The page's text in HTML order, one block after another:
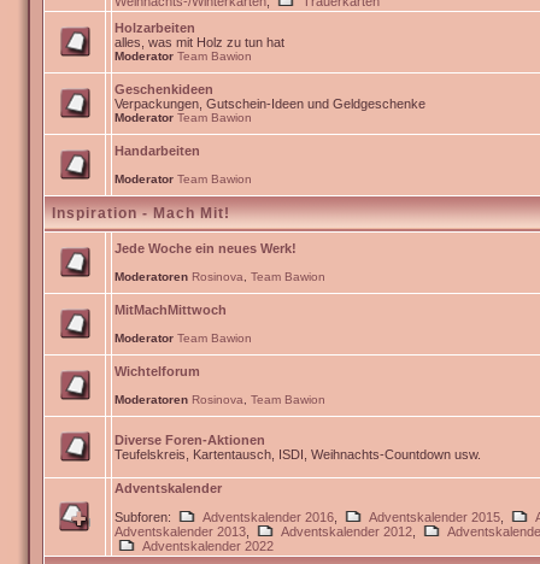
Holzarbeiten
alles, was mit Holz zu tun hat
Moderator Team Bawion
Geschenkideen
Verpackungen, Gutschein-Ideen und Geldgeschenke
Moderator Team Bawion
Handarbeiten
Moderator Team Bawion
Inspiration - Mach Mit!
Jede Woche ein neues Werk!
Moderatoren Rosinova Team Bawion
MitMachMittwoch
Moderator Team Bawion
Wichtelforum
Moderatoren Rosinova Team Bawion
Diverse Foren-Aktionen
Teufelskreis, Kartentausch, ISDI, Weihnachts-Countdown usw.
Adventskalender
Subforen:
Adventskalender 2016 Adventskalender 2015
Adventskalender 2013
Adventskalender 2012
Adventskalender 2022